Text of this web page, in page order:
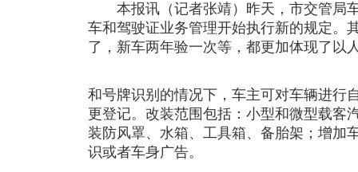
本报讯（记者张靖）昨天，市交管局
车和驾驶证业务管理开始执行新的规定。
了，新车两年验一次等，都更加体现了以
和号牌识别的情况下，车主可对车辆进行
更登记。改装范围包括：小型和微型载客
装防风罩、水箱、工具箱、备胎架；增加
识或者车身广告。